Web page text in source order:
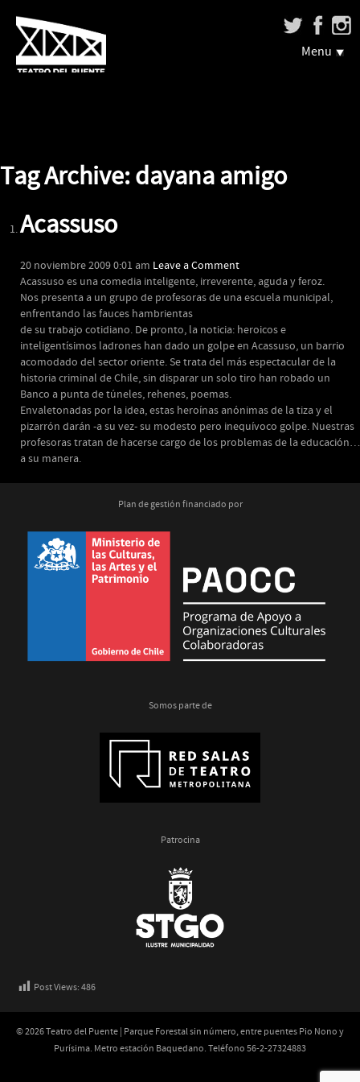
Menu
Tag Archive: dayana amigo
Acassuso
20 noviembre 2009 0:01 am Leave a Comment
Acassuso es una comedia inteligente, irreverente, aguda y feroz.
Nos presenta a un grupo de profesoras de una escuela municipal,
enfrentando las fauces hambrientas
de su trabajo cotidiano. De pronto, la noticia: heroicos e
inteligentísimos ladrones han dado un golpe en Acassuso, un barrio
acomodado del sector oriente. Se trata del más espectacular de la
historia criminal de Chile, sin disparar un solo tiro han robado un
Banco a punta de túneles, rehenes, poemas.
Envaletonadas por la idea, estas heroínas anónimas de la tiza y el
pizarrón darán -a su vez- su modesto pero inequívoco golpe. Nuestras
profesoras tratan de hacerse cargo de los problemas de la educación…
a su manera.
Plan de gestión financiado por
Somos parte de
Patrocina
Post Views:486
© 2026 Teatro del Puente | Parque Forestal sin número, entre puentes Pio Nono y
Purísima. Metro estación Baquedano. Teléfono 56-2-27324883